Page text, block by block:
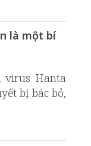
là một bí
virus Hanta
bị bác bỏ,